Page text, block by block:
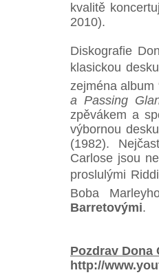
kvalitě
2010).
Diskografie
klasickou desku
zejména album
a Passing
zpěvákem a
výbornou desku
(1982).
Carlose jsou
proslulými
Boba
Barretovými.
Pozdrav Dona
http://